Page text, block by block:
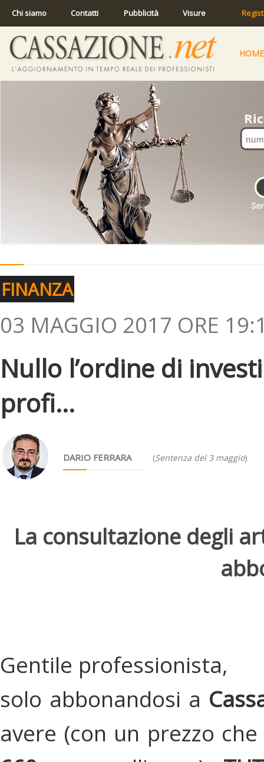
Chi siamo Contatti Pubblicità Visure
HOME
FINANZA
03 MAGGIO 2017 ORE
Nullo l’ordine di
profi...
DARIO FERRARA (Sentenza del 3 maggio)
La consultazione degli
Gentile professionista,
solo abbonandosi a
avere (con un prezzo